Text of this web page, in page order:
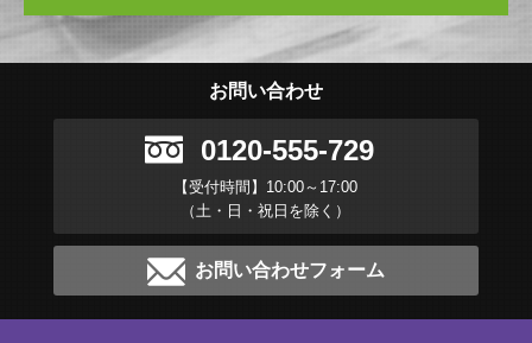
お問い合わせ
0120-555-729
【受付時間】10:00～17:00
（土・日・祝日を除く）
お問い合わせフォーム